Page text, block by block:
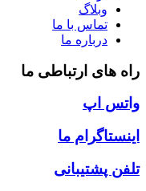
وبلاگ
تماس با ما
درباره ما
راه های ارتباطی ما
واتس اپ
اینستاگرام ما
تلفن پشتیبانی